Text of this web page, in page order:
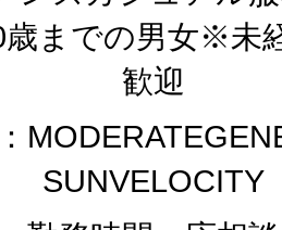
歳までの男女※未
歓迎
SUNVELOCITY